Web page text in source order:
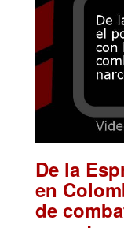
De la
en
de